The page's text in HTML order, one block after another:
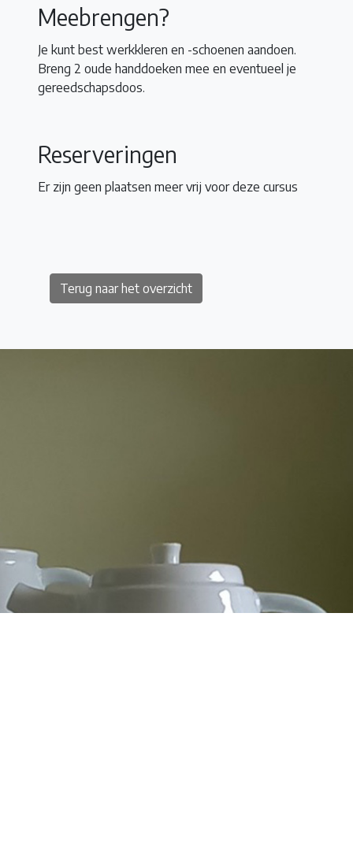
Meebrengen?
Je kunt best werkkleren en -schoenen aandoen.
Breng 2 oude handdoeken mee en eventueel je
gereedschapsdoos.
Reserveringen
Er zijn geen plaatsen meer vrij voor deze cursus
Terug naar het overzicht